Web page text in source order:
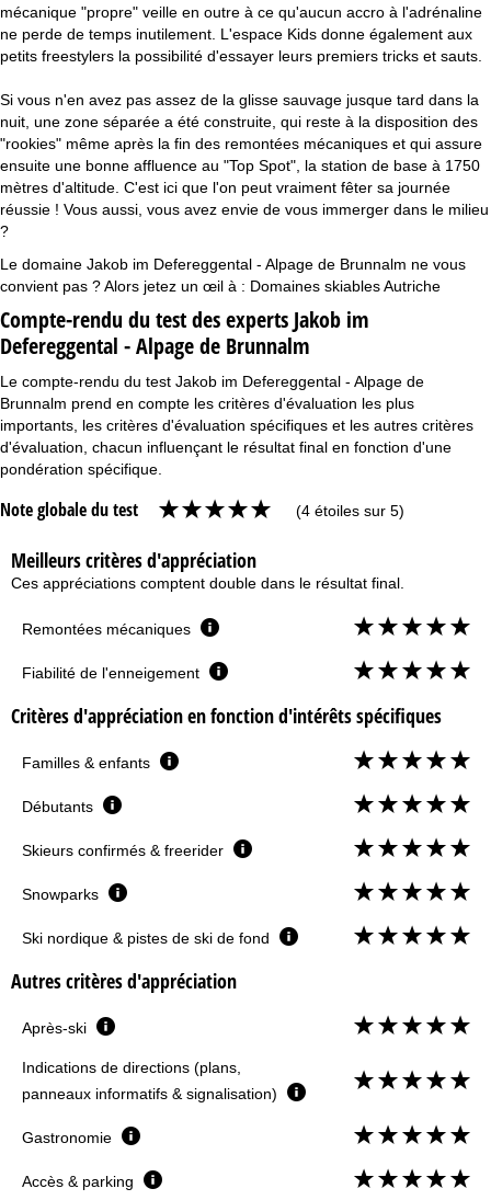
mécanique "propre" veille en outre à ce qu'aucun accro à l'adrénaline
ne perde de temps inutilement. L'espace Kids donne également aux
petits freestylers la possibilité d'essayer leurs premiers tricks et sauts.
Si vous n'en avez pas assez de la glisse sauvage jusque tard dans la
nuit, une zone séparée a été construite, qui reste à la disposition des
"rookies" même après la fin des remontées mécaniques et qui assure
ensuite une bonne affluence au "Top Spot", la station de base à 1750
mètres d'altitude. C'est ici que l'on peut vraiment fêter sa journée
réussie ! Vous aussi, vous avez envie de vous immerger dans le milieu
?
Le domaine Jakob im Defereggental - Alpage de Brunnalm ne vous
convient pas ? Alors jetez un œil à : Domaines skiables Autriche
Compte-rendu du test des experts Jakob im
Defereggental - Alpage de Brunnalm
Le compte-rendu du test Jakob im Defereggental - Alpage de
Brunnalm prend en compte les critères d'évaluation les plus
importants, les critères d'évaluation spécifiques et les autres critères
d'évaluation, chacun influençant le résultat final en fonction d'une
pondération spécifique.
Note globale du test (4 étoiles sur 5)
Meilleurs critères d'appréciation
Ces appréciations comptent double dans le résultat final.
Remontées mécaniques
Fiabilité de l'enneigement
Critères d'appréciation en fonction d'intérêts spécifiques
Familles & enfants
Débutants
Skieurs confirmés & freerider
Snowparks
Ski nordique & pistes de ski de fond
Autres critères d'appréciation
Après-ski
Indications de directions (plans,
panneaux informatifs & signalisation)
Gastronomie
Accès & parking